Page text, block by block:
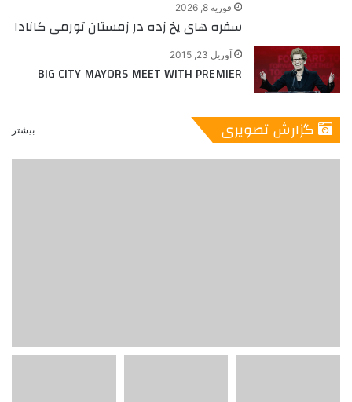
فوریه 8, 2026
سفره های یخ زده در زمستان تورمی کانادا
آوریل 23, 2015
BIG CITY MAYORS MEET WITH PREMIER
گزارش تصویری بیشتر